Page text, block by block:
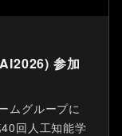
参加
ムグループに
回人工知能学